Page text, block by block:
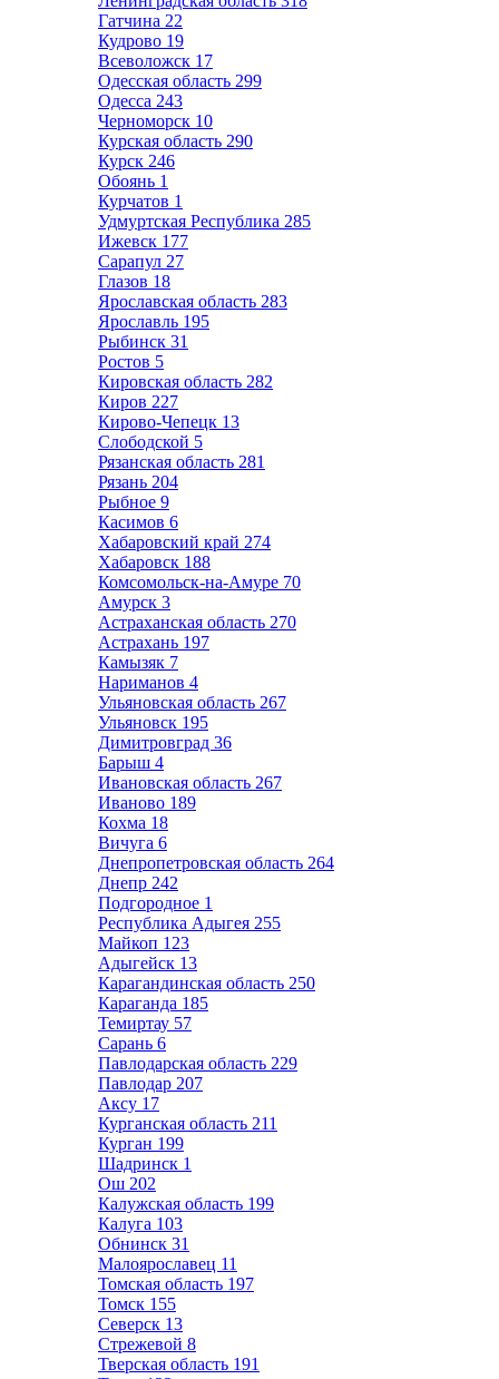
Гатчина 22
Кудрово 19
Всеволожск 17
Одесская область 299
Одесса 243
Черноморск 10
Курская область 290
Курск 246
Обоянь 1
Курчатов 1
Удмуртская Республика 285
Ижевск 177
Сарапул 27
Глазов 18
Ярославская область 283
Ярославль 195
Рыбинск 31
Ростов 5
Кировская область 282
Киров 227
Кирово-Чепецк 13
Слободской 5
Рязанская область 281
Рязань 204
Рыбное 9
Касимов 6
Хабаровский край 274
Хабаровск 188
Комсомольск-на-Амуре 70
Амурск 3
Астраханская область 270
Астрахань 197
Камызяк 7
Нариманов 4
Ульяновская область 267
Ульяновск 195
Димитровград 36
Барыш 4
Ивановская область 267
Иваново 189
Кохма 18
Вичуга 6
Днепропетровская область 264
Днепр 242
Подгородное 1
Республика Адыгея 255
Майкоп 123
Адыгейск 13
Карагандинская область 250
Караганда 185
Темиртау 57
Сарань 6
Павлодарская область 229
Павлодар 207
Аксу 17
Курганская область 211
Курган 199
Шадринск 1
Ош 202
Калужская область 199
Калуга 103
Обнинск 31
Малоярославец 11
Томская область 197
Томск 155
Северск 13
Стрежевой 8
Тверская область 191